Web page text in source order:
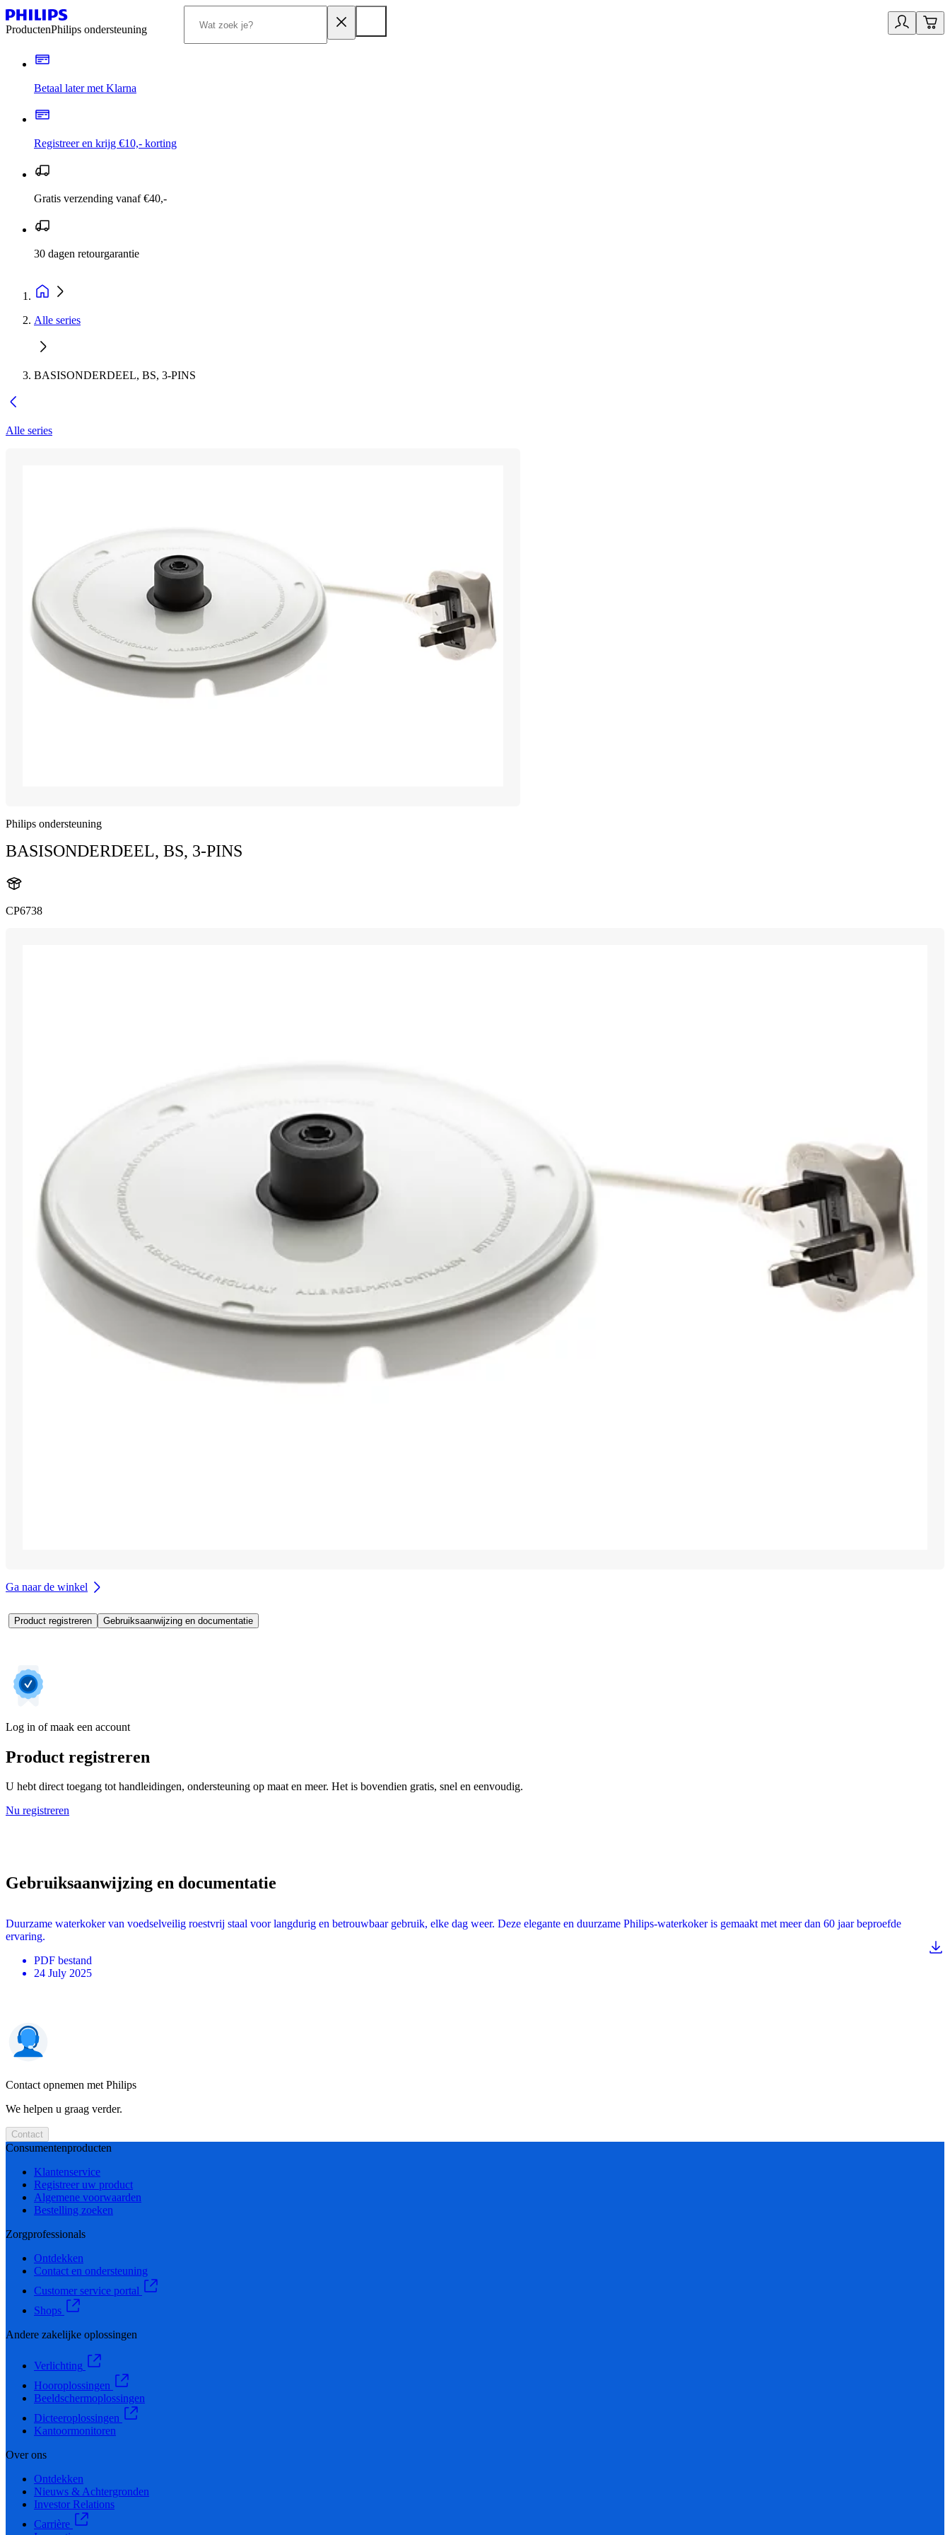
ProductenPhilips ondersteuning
Betaal later met Klarna
Registreer en krijg €10,- korting
Gratis verzending vanaf €40,-
30 dagen retourgarantie
Alle series
BASISONDERDEEL, BS, 3-PINS
Alle series
Philips ondersteuning
BASISONDERDEEL, BS, 3-PINS
CP6738
Ga naar de winkel
Product registreren Gebruiksaanwijzing en documentatie
Log in of maak een account
Product registreren
U hebt direct toegang tot handleidingen, ondersteuning op maat en meer. Het is bovendien gratis, snel en eenvoudig.
Nu registreren
Gebruiksaanwijzing en documentatie
Duurzame waterkoker van voedselveilig roestvrij staal voor langdurig en betrouwbaar gebruik, elke dag weer. Deze elegante en duurzame Philips-waterkoker is gemaakt met meer dan 60 jaar beproefde
ervaring.
PDF bestand
24 July 2025
Contact opnemen met Philips
We helpen u graag verder.
Contact
Consumentenproducten
Klantenservice
Registreer uw product
Algemene voorwaarden
Bestelling zoeken
Zorgprofessionals
Ontdekken
Contact en ondersteuning
Customer service portal
Shops
Andere zakelijke oplossingen
Verlichting
Hooroplossingen
Beeldschermoplossingen
Dicteeroplossingen
Kantoormonitoren
Over ons
Ontdekken
Nieuws & Achtergronden
Investor Relations
Carrière